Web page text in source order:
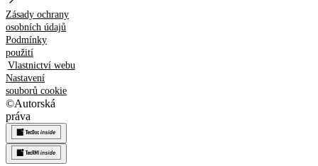
Zásady ochrany
osobních údajů
Podmínky
použití
Vlastnictví webu
Nastavení
souborů cookie
©Autorská
práva